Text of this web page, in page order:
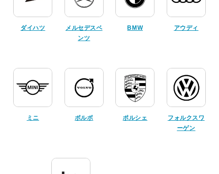
ダイハツ
メルセデスベ
ンツ
BMW アウディ
ミニ ボルボ ポルシェ
フォルクスワ
ーゲン